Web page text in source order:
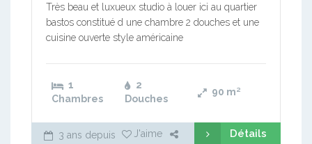
Très beau et luxueux studio à louer ici au quartier
bastos constitué d une chambre 2 douches et une
cuisine ouverte style américaine
1
Chambres
2
Douches
90 m²
3 ans depuis J'aime Détails